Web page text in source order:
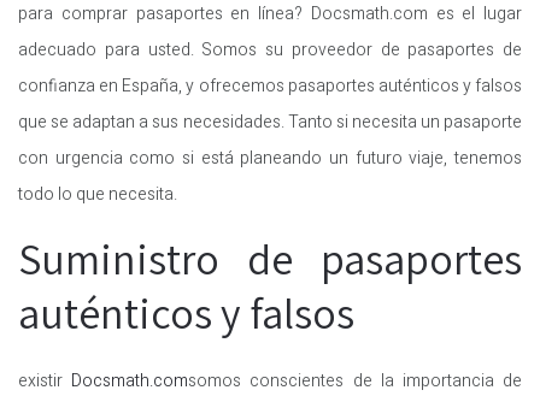
para comprar pasaportes en línea? Docsmath.com es el lugar
adecuado para usted. Somos su proveedor de pasaportes de
confianza en España, y ofrecemos pasaportes auténticos y falsos
que se adaptan a sus necesidades. Tanto si necesita un pasaporte
con urgencia como si está planeando un futuro viaje, tenemos
todo lo que necesita.
Suministro de pasaportes
auténticos y falsos
existir Docsmath.comsomos conscientes de la importancia de